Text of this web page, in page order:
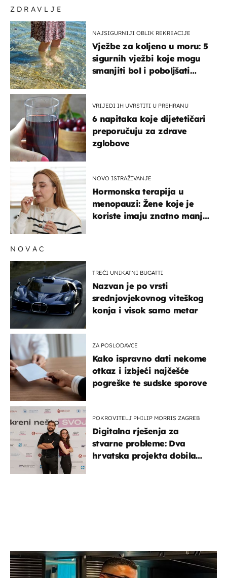
ZDRAVLJE
NAJSIGURNIJI OBLIK REKREACIJE
Vježbe za koljeno u moru: 5
sigurnih vježbi koje mogu
smanjiti bol i poboljšati
VRIJEDI IH UVRSTITI U PREHRANU
6 napitaka koje dijetetičari
preporučuju za zdrave
zglobove
NOVO ISTRAŽIVANJE
Hormonska terapija u
menopauzi: Žene koje je
koriste imaju znatno manji
NOVAC
TREĆI UNIKATNI BUGATTI
Nazvan je po vrsti
srednjovjekovnog viteškog
konja i visok samo metar
ZA POSLODAVCE
Kako ispravno dati nekome
otkaz i izbjeći najčešće
pogreške te sudske sporove
POKROVITELJ PHILIP MORRIS ZAGREB
Digitalna rješenja za
stvarne probleme: Dva
hrvatska projekta dobila